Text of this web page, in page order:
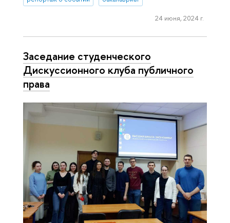
24 июня, 2024 г.
Заседание студенческого
Дискуссионного клуба публичного
права